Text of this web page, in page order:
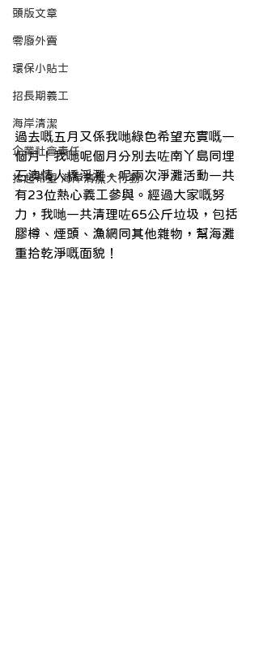
頭版文章
零廢外賣
環保小貼士
招長期義工
海岸清潔
企業社會責任
拾起希望 海岸清潔大行動
過去嘅五月又係我哋綠色希望充實嘅一
個月！我哋呢個月分別去咗南丫島同埋
石澳情人橋淨灘。呢兩次淨灘活動一共
有23位熱心義工參與。經過大家嘅努
力，我哋一共清理咗65公斤垃圾，包括
膠樽、煙頭、漁網同其他雜物，幫海灘
重拾乾淨嘅面貌！